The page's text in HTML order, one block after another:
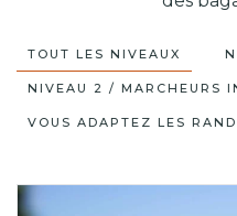
TOUT LES NIVEAUX
NIVEAU 2 / MARCHEURS
VOUS ADAPTEZ LES